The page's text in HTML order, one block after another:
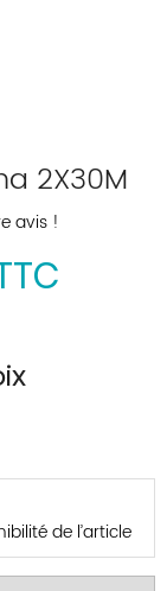
2X30M
avis !
de l’article